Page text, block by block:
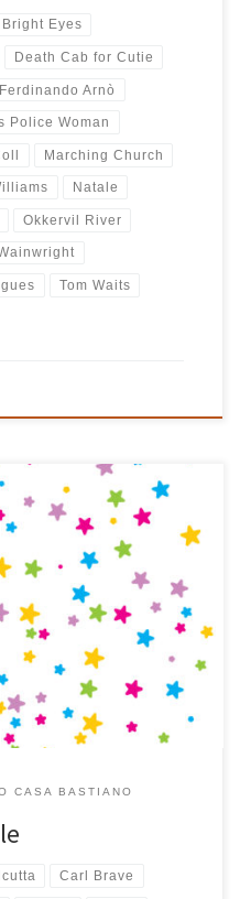
Bright Eyes
Death Cab for Cutie
Ferdinando Arnò
Police Woman
Marching Church
Natale
Okkervil River
Tom Waits
è la prima volta che ne
E’ nata così, un po’ per
di Sergio Cammariere
senza questa
CASA BASTIANO
Carl Brave